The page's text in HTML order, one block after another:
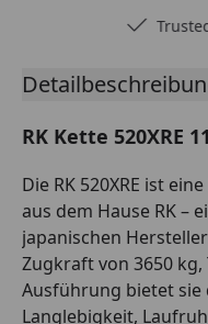
RK Kette 520XRE
Die RK 520XRE ist
aus dem Hause RK –
japanischen
Zugkraft von 3650 kg,
Ausführung bietet sie
Langlebigkeit,